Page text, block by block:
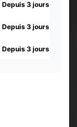
Depuis 3 jours
Depuis 3 jours
Depuis 3 jours